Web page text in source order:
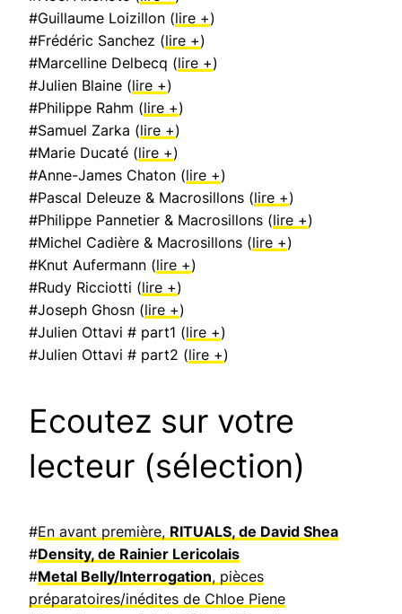
#Guillaume Loizillon (lire +)
#Frédéric Sanchez (lire +)
#Marcelline Delbecq (lire +)
#Julien Blaine (lire +)
#Philippe Rahm (lire +)
#Samuel Zarka (lire +)
#Marie Ducaté (lire +)
#Anne-James Chaton (lire +)
#Pascal Deleuze & Macrosillons (lire +)
#Philippe Pannetier & Macrosillons (lire +)
#Michel Cadière & Macrosillons (lire +)
#Knut Aufermann (lire +)
#Rudy Ricciotti (lire +)
#Joseph Ghosn (lire +)
#Julien Ottavi # part1 (lire +)
#Julien Ottavi # part2 (lire +)
Ecoutez sur votre
lecteur (sélection)
#En avant première, RITUALS, de David Shea
#Density, de Rainier Lericolais
#Metal Belly/Interrogation, pièces
préparatoires/inédites de Chloe Piene